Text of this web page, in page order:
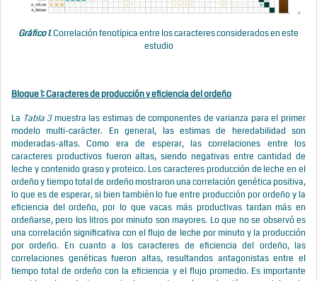
Gráfico 1. Correlación fenotípica entre los caracteres considerados en este
estudio
Bloque 1: Caracteres de producción y eficiencia del ordeño
La Tabla 3muestra las estimas de componentes de varianza para el primer
modelo multi-carácter. En general, las estimas de heredabilidad son
moderadas-altas. Como era de esperar, las correlaciones entre los
caracteres productivos fueron altas, siendo negativas entre cantidad de
leche y contenido graso y proteico. Los caracteres producción de leche en el
ordeño y tiempo total de ordeño mostraron una correlación genética positiva,
lo que es de esperar, si bien también lo fue entre producción por ordeño y la
eficiencia del ordeño, por lo que vacas más productivas tardan más en
ordeñarse, pero los litros por minuto son mayores. Lo que no se observó es
una correlación significativa con el flujo de leche por minuto y la producción
por ordeño. En cuanto a los caracteres de eficiencia del ordeño, las
correlaciones genéticas fueron altas, resultandos antagonistas entre el
tiempo total de ordeño con la eficiencia y el flujo promedio. Es importante